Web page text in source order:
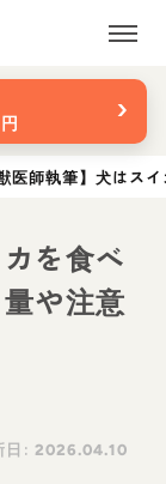
›
獣医師執筆】犬はス
を食べ
や注意
日: 2026.04.10